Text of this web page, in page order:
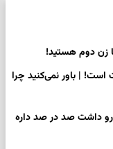
زن دوم هستید!
| باور نمی‌کنید چرا
داشت صد در صد داره